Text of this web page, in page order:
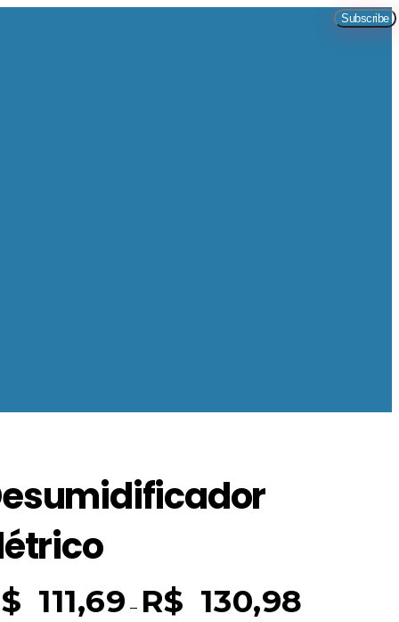
111,69 – R$ 130,98